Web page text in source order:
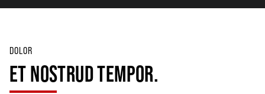
DOLOR
ET NOSTRUD TEMPOR.